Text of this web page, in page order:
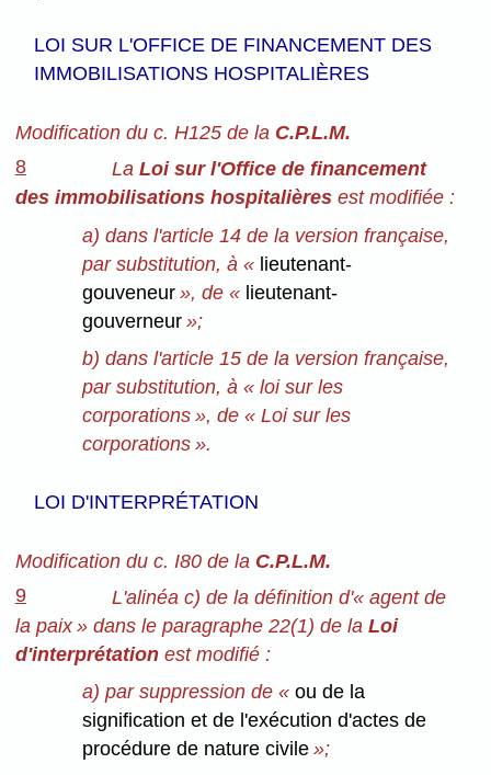
LOI SUR L'OFFICE DE FINANCEMENT DES
IMMOBILISATIONS HOSPITALIÈRES
Modification du c. H125 de la C.P.L.M.
8
La Loi sur l'Office de financement
des immobilisations hospitalièresest modifiée :
a) dans l'article 14 de la version française,
par substitution, à « lieutenant-
gouveneur », de « lieutenant-
gouverneur »;
b) dans l'article 15 de la version française,
par substitution, à « loi sur les
corporations », de « Loi sur les
corporations ».
LOI D'INTERPRÉTATION
Modification du c. I80 de la C.P.L.M.
9
L'alinéa c) de la définition d'« agent de
la paix » dans le paragraphe 22(1) de la Loi
d'interprétationest modifié :
a) par suppression de «ou de la
signification et de l'exécution d'actes de
procédure de nature civile »;